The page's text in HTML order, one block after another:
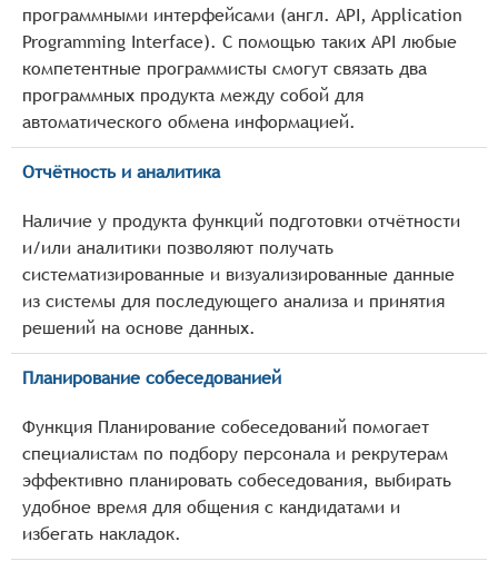
программными интерфейсами (англ. API, Application
Programming Interface). С помощью таких API любые
компетентные программисты смогут связать два
программных продукта между собой для
автоматического обмена информацией.
Отчётность и аналитика
Наличие у продукта функций подготовки отчётности
и/или аналитики позволяют получать
систематизированные и визуализированные данные
из системы для последующего анализа и принятия
решений на основе данных.
Планирование собеседованией
Функция Планирование собеседований помогает
специалистам по подбору персонала и рекрутерам
эффективно планировать собеседования, выбирать
удобное время для общения с кандидатами и
избегать накладок.